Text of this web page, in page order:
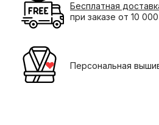
Бесплатная
при заказе от 10
Персональная